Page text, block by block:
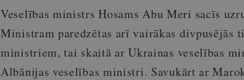
Veselības ministrs Hosams Abu Meri sacīs
Ministram paredzētas arī vairākas divpusējās
ministriem, tai skaitā ar Ukrainas veselības
Albānijas veselības ministri. Savukārt ar